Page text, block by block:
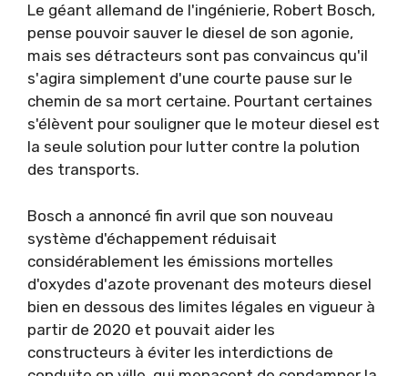
Le géant allemand de l'ingénierie, Robert Bosch,
pense pouvoir sauver le diesel de son agonie,
mais ses détracteurs sont pas convaincus qu'il
s'agira simplement d'une courte pause sur le
chemin de sa mort certaine. Pourtant certaines
s'élèvent pour souligner que le moteur diesel est
la seule solution pour lutter contre la polution
des transports.
Bosch a annoncé fin avril que son nouveau
système d'échappement réduisait
considérablement les émissions mortelles
d'oxydes d'azote provenant des moteurs diesel
bien en dessous des limites légales en vigueur à
partir de 2020 et pouvait aider les
constructeurs à éviter les interdictions de